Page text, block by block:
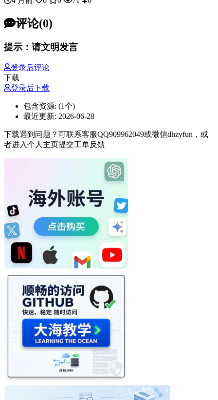
评论(0)
提示：请文明发言
登录后评论
下载
登录后下载
包含资源: (1个)
最近更新: 2026-06-28
下载遇到问题？可联系客服QQ909962049或微信dhzyfun，或
者进入个人主页提交工单反馈